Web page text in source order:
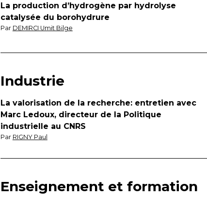
La production d’hydrogène par hydrolyse
catalysée du borohydrure
Par DEMIRCI Umit Bilge
Industrie
La valorisation de la recherche: entretien avec
Marc Ledoux, directeur de la Politique
industrielle au CNRS
Par RIGNY Paul
Enseignement et formation